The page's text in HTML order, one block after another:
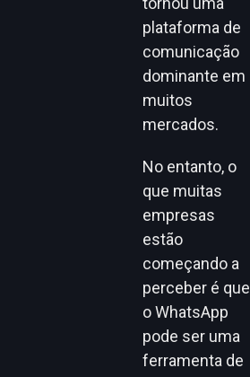
plataforma de
comunicação
dominante em
muitos
mercados.
No entanto, o
que muitas
empresas
estão
começando a
perceber é que
o WhatsApp
pode ser uma
ferramenta de